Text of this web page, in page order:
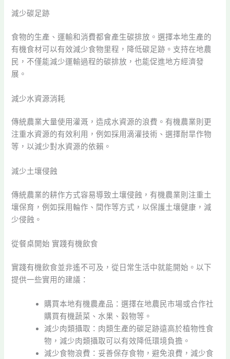
減少碳足跡
食物的生產、運輸和消費都會產生碳排放。選擇本地生產的
有機食材可以有效減少食物里程，降低碳足跡。支持在地農
民，不僅能減少運輸過程的碳排放，也能促進地方經濟發
展。
減少水資源消耗
傳統農業大量使用灌溉，造成水資源的浪費。有機農業則更
注重水資源的有效利用，例如採用滴灌技術、選擇耐旱作物
等，以減少對水資源的依賴。
減少土壤侵蝕
傳統農業的耕作方式容易導致土壤侵蝕，有機農業則注重土
壤保育，例如採用輪作、間作等方式，以保護土壤健康，減
少侵蝕。
從餐桌開始 實踐有機飲食
實踐有機飲食並非遙不可及，從日常生活中就能開始。以下
提供一些實用的建議：
購買本地有機農產品：選擇在地農民市場或合作社
購買有機蔬菜、水果、穀物等。
減少肉類攝取：肉類生產的碳足跡遠高於植物性食
物，減少肉類攝取可以有效降低環境負擔。
減少食物浪費：妥善保存食物，避免浪費，減少食